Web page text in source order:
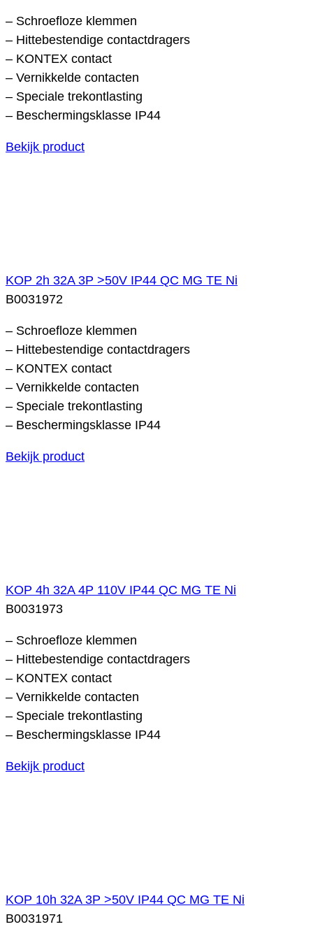
– Schroefloze klemmen
– Hittebestendige contactdragers
– KONTEX contact
– Vernikkelde contacten
– Speciale trekontlasting
– Beschermingsklasse IP44
Bekijk product
KOP 2h 32A 3P >50V IP44 QC MG TE Ni
B0031972
– Schroefloze klemmen
– Hittebestendige contactdragers
– KONTEX contact
– Vernikkelde contacten
– Speciale trekontlasting
– Beschermingsklasse IP44
Bekijk product
KOP 4h 32A 4P 110V IP44 QC MG TE Ni
B0031973
– Schroefloze klemmen
– Hittebestendige contactdragers
– KONTEX contact
– Vernikkelde contacten
– Speciale trekontlasting
– Beschermingsklasse IP44
Bekijk product
KOP 10h 32A 3P >50V IP44 QC MG TE Ni
B0031971